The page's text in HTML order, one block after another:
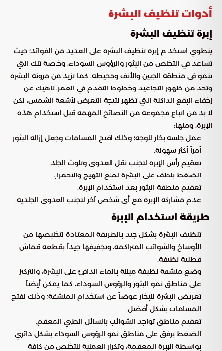
أدوات تنظيف البشرة
إبرة تنظيف البشرة
ينطوي استخدام إبرة تنظيف البشرة على العديد من الفوائد؛ حيث
تساعد في التخلص من البثور والرؤوس السوداء، وخاصة تلك التي
تنمو في منطقة الجبين والأنف ومحيطه، كما تزيد من مرونة البشرة
وتحد من ظهور التجاعيد وخطوط التقدم في العمر، ناهيك عن
إخفاء البقع الداكنة التي تظهر نتيجة التعرض لأشعة الشمس، لكن
لا بد من اتباع مجموعة من النصائح المهمة قبل استخدام هذه
الإبرة، ومنها:
عمل جلسة بخار للوجه؛ وذلك لفتح المسامات وجعل إزالة البثور
أمراً أكثر سهولة.
تعقيم رأس الإبرة لتجنب نقل العدوى وتلوث الجلد.
الضغط بلطف على البشرة لمنع التهيج والاحمرار.
تعقيم منطقة البثور بعد استخدام الإبرة.
عدم مشاركة الإبرة مع أي شخص آخر لتجنب العدوى الجلدية.
طريقة استخدام الإبرة
تنظيف البشرة بشكل جيد بالطريقة المعتادة لتخليصها من
الأوساخ والشوائب المتراكمة، وتجفيفها جيداً بقطعة قماش
قطنية نظيفة.
وضع منشفة نظيفة مبللة بالماء الدافئ على البشرة، والتركيز
على مناطق نمو البثور والرؤوس السوداء، كما يمكن أيضاً
تعريض البشرة للبخار عوضاً عن استخدام المنشفة؛ وذلك لفتح
المسامات بشكل أفضل.
تعقيم مناطق تواجد الشوائب بالسائل الطبي المعقم.
الضغط برفق على مناطق نمو الرؤوس السوداء بشكل دائري
بواسطة الإبرة المعقمة، وتكرار العملية للتخلص من كافة